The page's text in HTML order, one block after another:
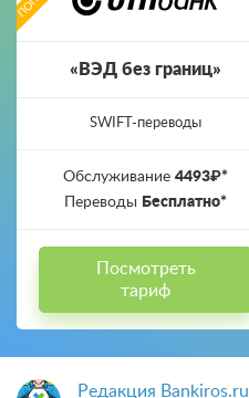
«ВЭД без границ»
SWIFT-переводы
Обслуживание 4493₽*
Переводы Бесплатно*
Посмотреть
тариф
Редакция Bankiros.ru